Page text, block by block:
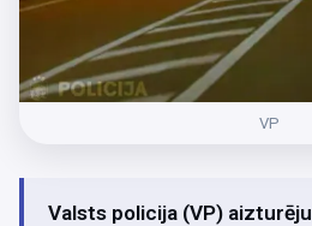
VP
Valsts policija (VP)